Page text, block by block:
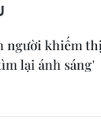
người khiếm
lại ánh sáng'